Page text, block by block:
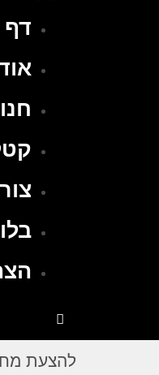
דף
להצעת